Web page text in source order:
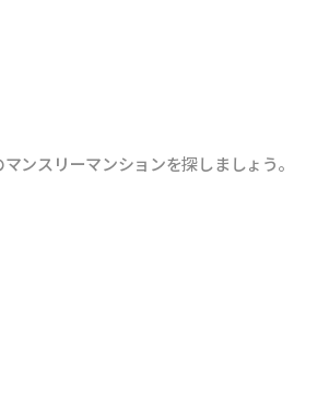
ンスリーマンションを探しましょう。